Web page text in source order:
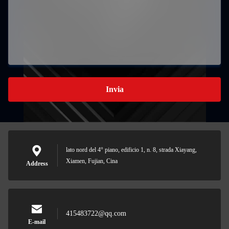
Invia
Address
lato nord del 4° piano, edificio 1, n. 8, strada Xiayang,
Xiamen, Fujian, Cina
E-mail
415483722@qq.com